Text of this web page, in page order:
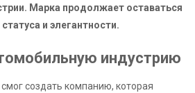
Марка продолжает оставаться
и элегантности.
индустрию
создать компанию, которая